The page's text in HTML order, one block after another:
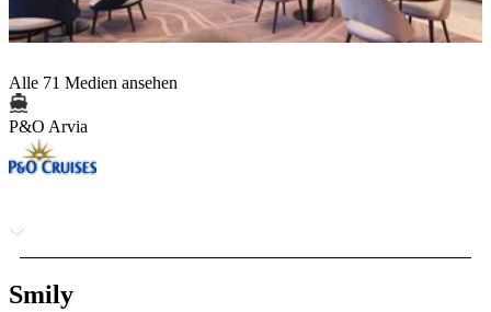
Alle 71 Medien ansehen
P&O Arvia
Smily